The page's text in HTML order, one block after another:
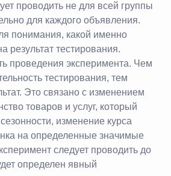
проводить не для всей группы
для каждого объявления.
понимания, какой именно
результат тестирования.
проведения эксперимента. Чем
тестирования, тем
Это связано с изменением
товаров и услуг, который
изменение курса
на определенные значимые
следует проводить до
определен явный